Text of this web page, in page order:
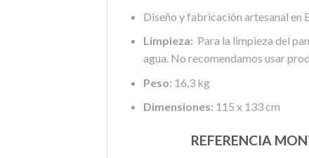
Diseño y fabricación artesanal en
Limpieza: Para la limpieza del
agua. No recomendamos usar
Peso: 16,3 kg
Dimensiones: 115 x 133 cm
REFERENCIA